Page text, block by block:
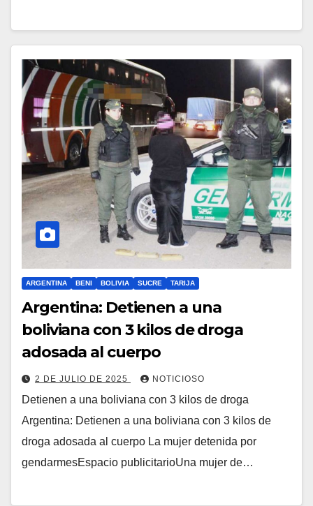
ARGENTINA BENI BOLIVIA SUCRE TARIJA
Argentina: Detienen a una
boliviana con 3 kilos de droga
adosada al cuerpo
2 DE JULIO DE 2025 NOTICIOSO
Detienen a una boliviana con 3 kilos de droga
Argentina: Detienen a una boliviana con 3 kilos de
droga adosada al cuerpo La mujer detenida por
gendarmesEspacio publicitarioUna mujer de…